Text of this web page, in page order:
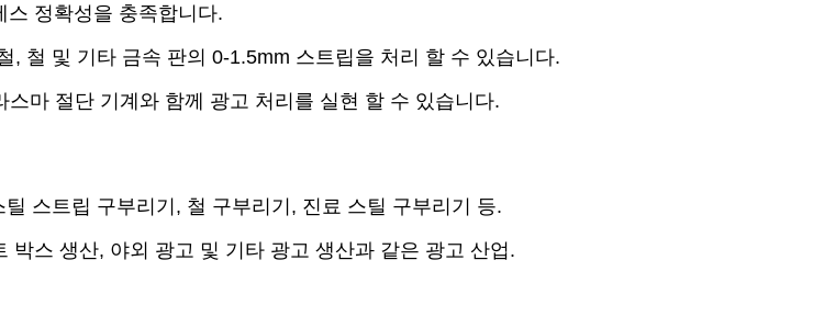
정확성을 충족합니다.
철 및 기타 금속 판의 0-1.5mm 스트립을 처리 할 수 있습니다.
마 절단 기계와 함께 광고 처리를 실현 할 수 있습니다.
스트립 구부리기, 철 구부리기, 진료 스틸 구부리기 등.
스 생산, 야외 광고 및 기타 광고 생산과 같은 광고 산업.